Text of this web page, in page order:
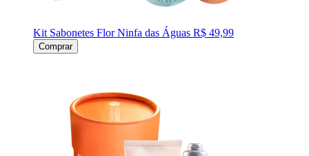
Kit Sabonetes Flor Ninfa das Águas R$ 49,99
Comprar